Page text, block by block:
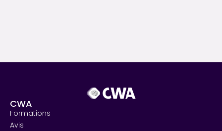
CWA
Formations
Avis